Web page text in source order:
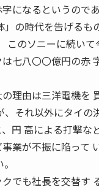
になるというので
の時代を告げるも
に続いて今度
七八〇〇億円の赤
理由は三洋電機を
それ以外にタイ
円 高による打撃な
業が不振に陥って
でも社長を交替す